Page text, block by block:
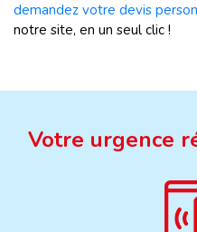
demandez votre devis
notre site, en un seul clic !
Votre urgence